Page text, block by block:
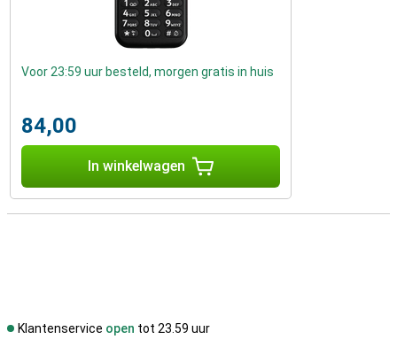
Voor 23:59 uur besteld, morgen gratis in huis
84,00
In winkelwagen
Klantenservice open tot 23.59 uur